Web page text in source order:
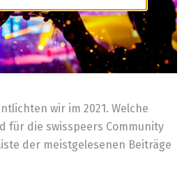
werden
wir im 2021. Welche
für die swisspeers Community
der meistgelesenen Beiträge